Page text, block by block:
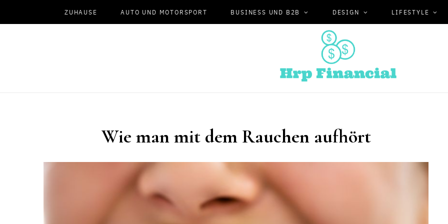
ZUHAUSE AUTO UND MOTORSPORT BUSINESS UND B2B DESIGN LIFESTYLE
Wie man mit dem Rauchen aufhört